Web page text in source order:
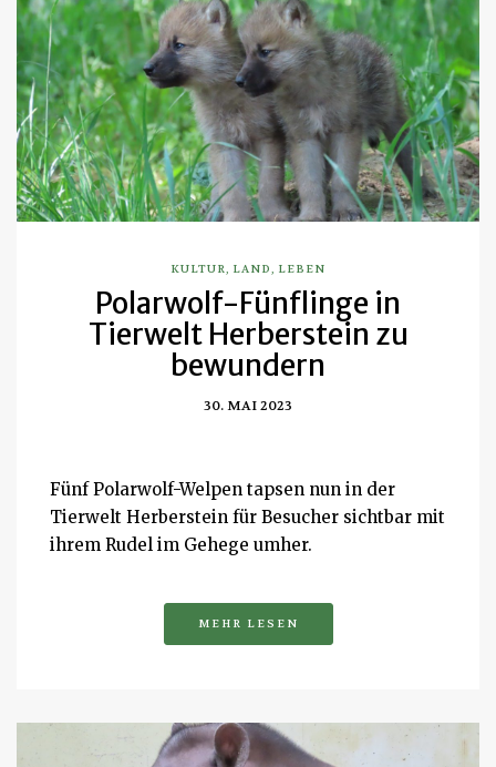
KULTUR, LAND, LEBEN
Polarwolf-Fünflinge in
Tierwelt Herberstein zu
bewundern
30. MAI 2023
Fünf Polarwolf-Welpen tapsen nun in der
Tierwelt Herberstein für Besucher sichtbar mit
ihrem Rudel im Gehege umher.
MEHR LESEN